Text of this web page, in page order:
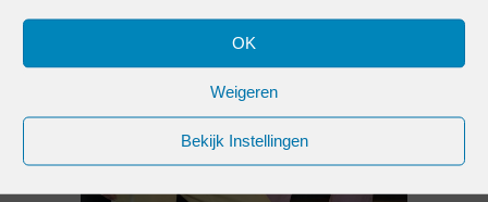
OK
Weigeren
Bekijk Instellingen